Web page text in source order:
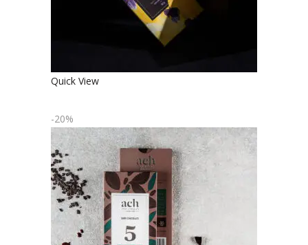
Quick View
-20%
JUODASIS EKOLOGIŠKAS
ŠOKOLADAS
€4.90 €3.92